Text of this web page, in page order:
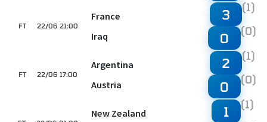
22/06 21:00
FT
France
Iraq
3 (1)
0 (0)
22/06 17:00
FT
Argentina
Austria
2 (1)
0 (0)
New Zealand
1 (1)